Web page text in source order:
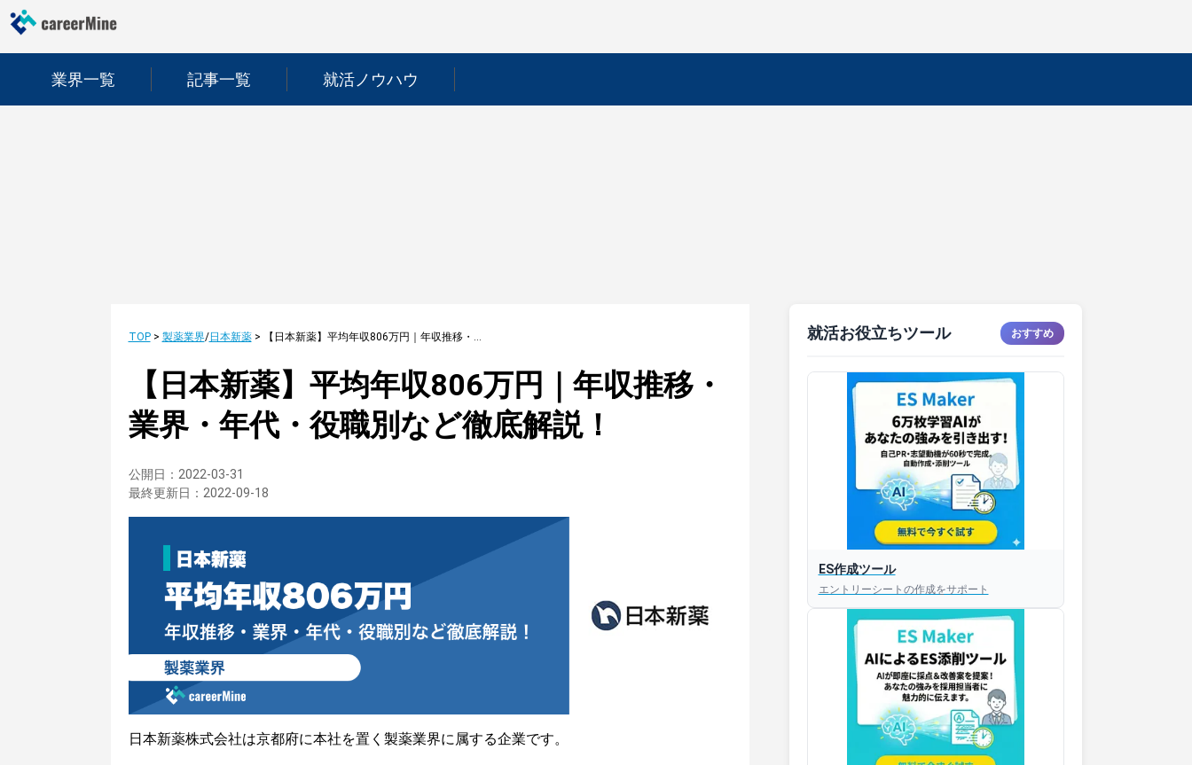
業界一覧 記事一覧 就活ノウハウ
TOP> 製薬業界/日本新薬> 【日本新薬】平均年収806万円｜年収推移・業界・年代・役職別など徹底解説！
【日本新薬】平均年収806万円｜年収推移・
業界・年代・役職別など徹底解説！
公開日： 2022-03-31
最終更新日： 2022-09-18
日本新薬株式会社は京都府に本社を置く製薬業界に属する企業です。
就活お役立ちツール おすすめ
ES作成ツール
エントリーシートの作成をサポート